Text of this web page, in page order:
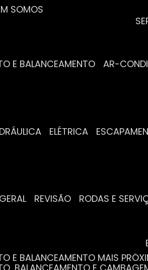
SOMOS
E BALANCEAMENTO AR-
ELÉTRICA
REVISÃO RODAS E
E BALANCEAMENTO MAIS